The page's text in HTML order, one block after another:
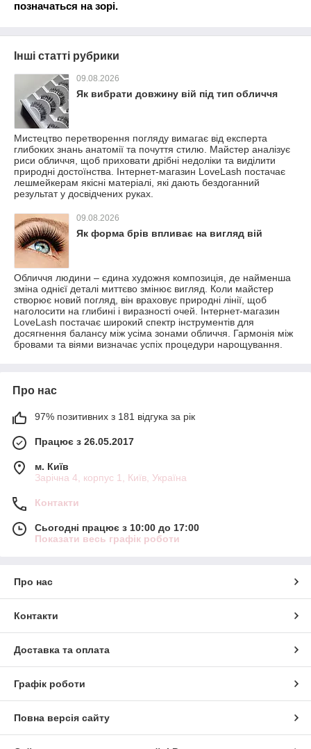
позначаться на зорі.
Інші статті рубрики
09.08.2026
Як вибрати довжину вій під тип обличчя
Мистецтво перетворення погляду вимагає від експерта
глибоких знань анатомії та почуття стилю. Майстер аналізує
риси обличчя, щоб приховати дрібні недоліки та виділити
природні достоїнства. Інтернет-магазин LoveLash постачає
лешмейкерам якісні матеріалі, які дають бездоганний
результат у досвідчених руках.
09.08.2026
Як форма брів впливає на вигляд вій
Обличчя людини – єдина художня композиція, де найменша
зміна однієї деталі миттєво змінює вигляд. Коли майстер
створює новий погляд, він враховує природні лінії, щоб
наголосити на глибині і виразності очей. Інтернет-магазин
LoveLash постачає широкий спектр інструментів для
досягнення балансу між усіма зонами обличчя. Гармонія між
бровами та віями визначає успіх процедури нарощування.
Про нас
97% позитивних з 181 відгука за рік
Працює з 26.05.2017
м. Київ
Зарічна 4, корпус 1, Київ, Україна
Контакти
Сьогодні працює з 10:00 до 17:00
Показати весь графік роботи
Про нас
Контакти
Доставка та оплата
Графік роботи
Повна версія сайту